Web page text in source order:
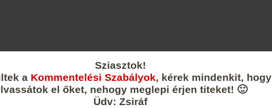
Sziasztok!
a Kommentelési Szabályok, kérek mindenkit, hogy
el őket, nehogy meglepi érjen titeket! 🙂
Üdv: Zsiráf